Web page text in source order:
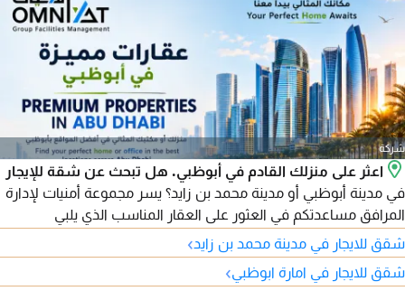
شركة
اعثر على منزلك القادم في أبوظبي. هل تبحث عن شقة للإيجار
في مدينة أبوظبي أو مدينة محمد بن زايد؟ يسر مجموعة أمنيات لإدارة
المرافق مساعدتكم في العثور على العقار المناسب الذي يلبي
احتياجاتكم وميزانيتكم. نوفر مجموعة متنوعة من الوحدات السكنية
المتاحة في أبرز مناطق أبوظبي، بدءًا من الاستوديو وحتى الشقق
العائلية الواسعة. المناطق المتوفرة تشمل: مدينة أبوظبي - مدينة
شقق للايجار في مدينة محمد بن زايد›
شقق للايجار في امارة ابوظبي›